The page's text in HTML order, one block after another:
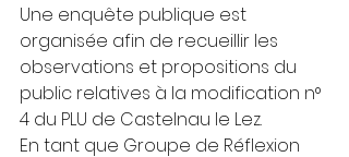
Une enquête publique est
organisée afin de recueillir les
observations et propositions du
public relatives à la modification n°
4 du PLU de Castelnau le Lez.
En tant que Groupe de Réflexion